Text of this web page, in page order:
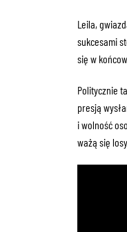
Leila,
sukcesami
się w
Politycznie
presją
i wolność
ważą się